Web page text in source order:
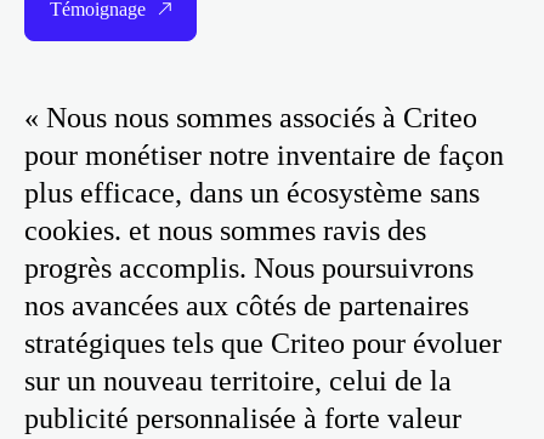
Témoignage
« Nous nous sommes associés à Criteo
pour monétiser notre inventaire de façon
plus efficace, dans un écosystème sans
cookies. et nous sommes ravis des
progrès accomplis. Nous poursuivrons
nos avancées aux côtés de partenaires
stratégiques tels que Criteo pour évoluer
sur un nouveau territoire, celui de la
publicité personnalisée à forte valeur